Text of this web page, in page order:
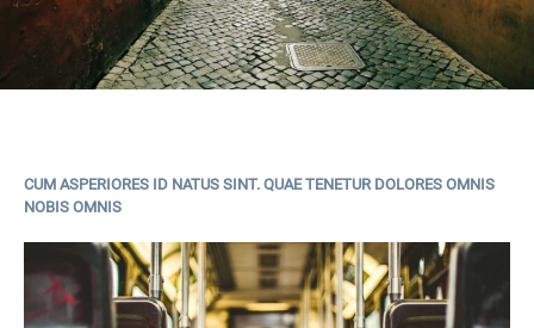
CUM ASPERIORES ID NATUS SINT. QUAE TENETUR DOLORES OMNIS
NOBIS OMNIS